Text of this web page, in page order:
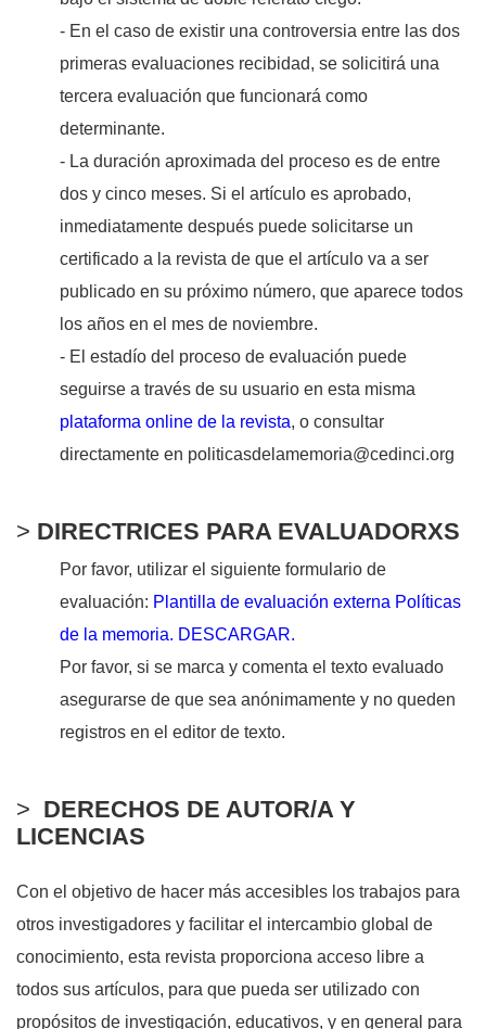
- En el caso de existir una controversia entre las dos
primeras evaluaciones recibidad, se solicitirá una
tercera evaluación que funcionará como
determinante.
- La duración aproximada del proceso es de entre
dos y cinco meses. Si el artículo es aprobado,
inmediatamente después puede solicitarse un
certificado a la revista de que el artículo va a ser
publicado en su próximo número, que aparece todos
los años en el mes de noviembre.
- El estadío del proceso de evaluación puede
seguirse a través de su usuario en esta misma
plataforma online de la revista, o consultar
directamente en politicasdelamemoria@cedinci.org
> DIRECTRICES PARA EVALUADORXS
Por favor, utilizar el siguiente formulario de
evaluación: Plantilla de evaluación externa Políticas
de la memoria. DESCARGAR.
Por favor, si se marca y comenta el texto evaluado
asegurarse de que sea anónimamente y no queden
registros en el editor de texto.
> DERECHOS DE AUTOR/A Y
LICENCIAS
Con el objetivo de hacer más accesibles los trabajos para
otros investigadores y facilitar el intercambio global de
conocimiento, esta revista proporciona acceso libre a
todos sus artículos, para que pueda ser utilizado con
propósitos de investigación, educativos, y en general para